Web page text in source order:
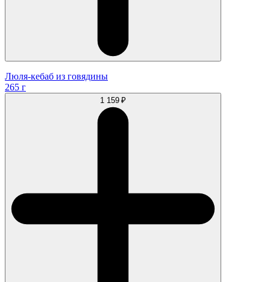
Люля-кебаб из говядины
265 г
1 159 ₽